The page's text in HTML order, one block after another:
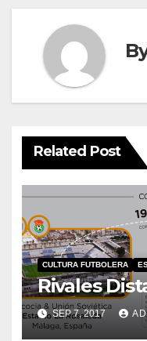
Related Post
CULTURA FUTBOLERA
Rivales
SEP 7, 2017